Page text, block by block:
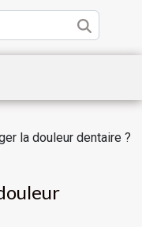
la douleur dentaire ?